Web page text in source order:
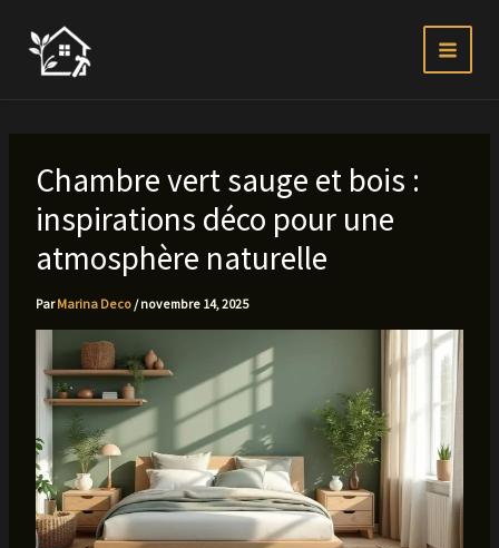
contenu
Chambre vert sauge et bois :
inspirations déco pour une
atmosphère naturelle
ParMarina Deco /novembre 14, 2025